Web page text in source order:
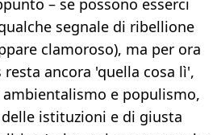
– se possono esserci
segnale di ribellione
clamoroso), ma per ora
ancora 'quella cosa lì',
e populismo,
istituzioni e di giusta